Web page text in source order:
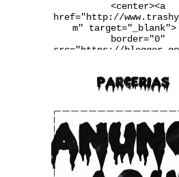
<center><a
href="http://
m" target="_blank">
border="0"
src="https://
0-h167-no/banner.jpg"
</center>